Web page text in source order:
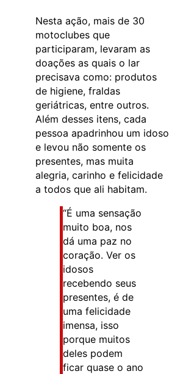
Nesta ação, mais de 30
motoclubes que
participaram, levaram as
doações as quais o lar
precisava como: produtos
de higiene, fraldas
geriátricas, entre outros.
Além desses itens, cada
pessoa apadrinhou um idoso
e levou não somente os
presentes, mas muita
alegria, carinho e felicidade
a todos que ali habitam.
“É uma sensação
muito boa, nos
dá uma paz no
coração. Ver os
idosos
recebendo seus
presentes, é de
uma felicidade
imensa, isso
porque muitos
deles podem
ficar quase o ano